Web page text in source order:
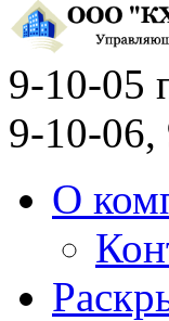
9-10-05
9-10-
О